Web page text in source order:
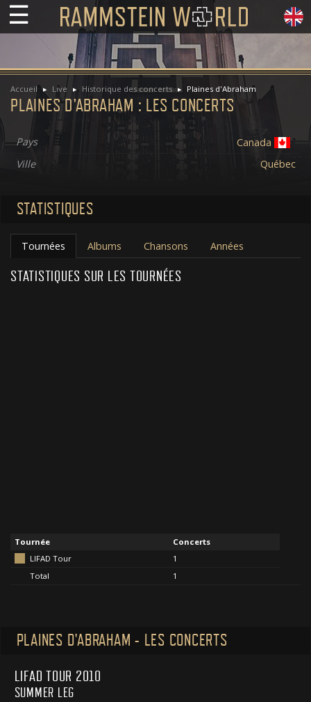
☰
Accueil Live Historique des concerts Plaines d'Abraham
PLAINES D'ABRAHAM : LES CONCERTS
Pays
Canada
Ville
Québec
STATISTIQUES
Tournées Albums Chansons Années
STATISTIQUES SUR LES TOURNÉES
Tournée
Concerts
LIFAD Tour
1
Total
1
PLAINES D'ABRAHAM - LES CONCERTS
LIFAD TOUR 2010
SUMMER LEG